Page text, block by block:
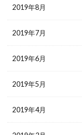
2019年8月
2019年7月
2019年6月
2019年5月
2019年4月